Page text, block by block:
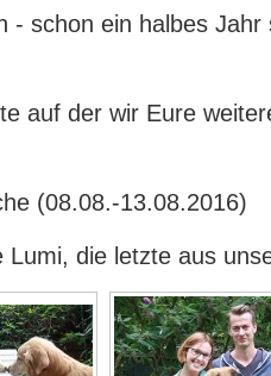
- schon ein halbes
auf der wir Eure
(08.08.-13.08.2016)
Lumi, die letzte aus